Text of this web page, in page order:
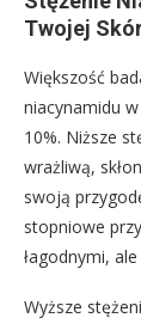
Twojej
Większość
niacynamidu
10%. Niższe
wrażliwą,
swoją
stopniowe
łagodnymi,
Wyższe